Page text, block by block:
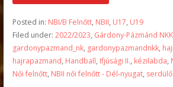
Posted in: NBI/B Felnőtt, NBII, U17, U19
Filed under: 2022/2023, Gárdony-Pázmánd NKK
gardonypazmand_nk, gardonypazmandnkk,
hajrapazmand, Handball, Ifjúsági II., kézilabda,
Női felnőtt, NBII női felnőtt - Dél-nyugat, serdülő